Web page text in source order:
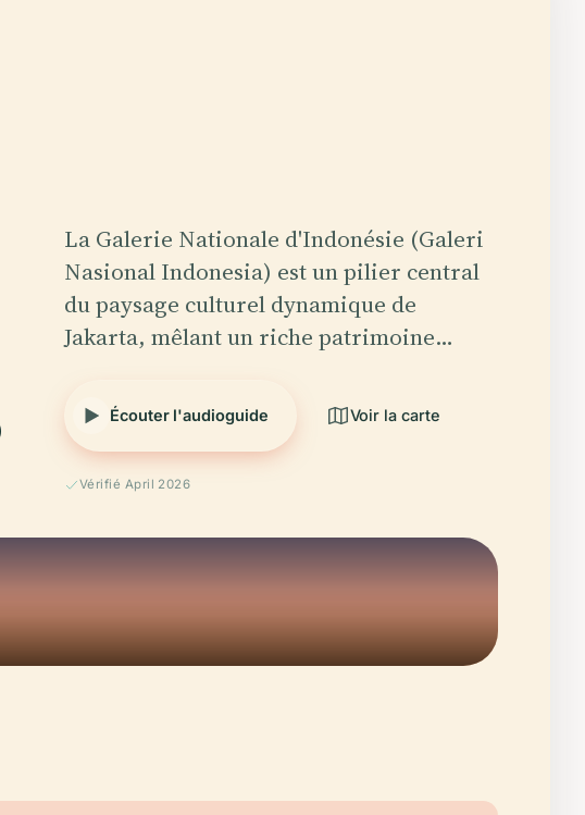
La Galerie Nationale d'Indonésie (Galeri
Nasional Indonesia) est un pilier central
du paysage culturel dynamique de
Jakarta, mêlant un riche patrimoine…
Écouter l'audioguide Voir la carte
Vérifié April 2026